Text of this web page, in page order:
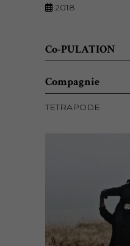
2018
Co-PULATION
Compagnie
TETRAPODE